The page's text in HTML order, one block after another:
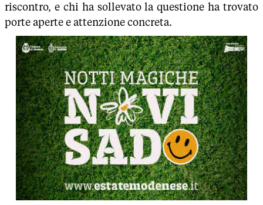
riscontro, e chi ha sollevato la questione ha trovato
porte aperte e attenzione concreta.